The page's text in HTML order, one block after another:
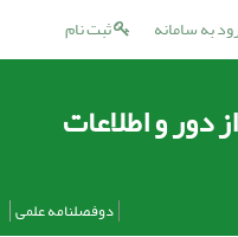
ثبت نام به سامانه
و اطلاعات
دوفصلنامه علمی